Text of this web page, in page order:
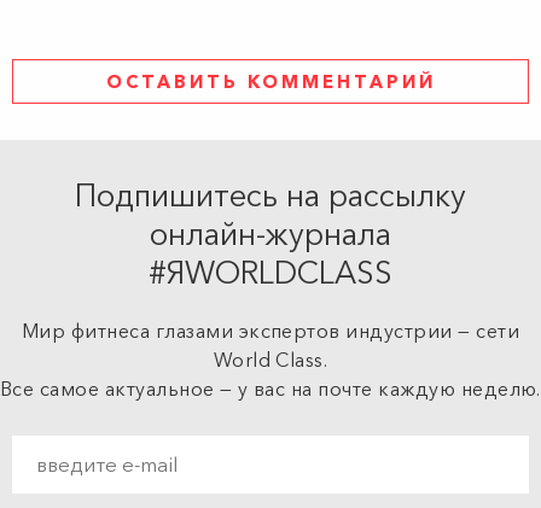
ОСТАВИТЬ КОММЕНТАРИЙ
Подпишитесь на рассылку
онлайн-журнала
#ЯWORLDCLASS
Мир фитнеса глазами экспертов индустрии — сети
World Class.
Все самое актуальное — у вас на почте каждую неделю.